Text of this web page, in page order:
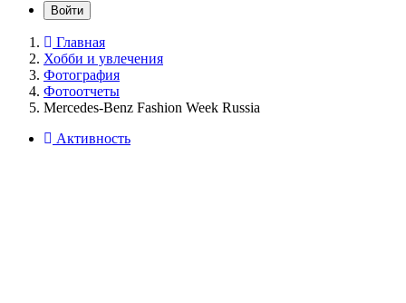
Войти
Главная
Хобби и увлечения
Фотография
Фотоотчеты
Mercedes-Benz Fashion Week Russia
Активность